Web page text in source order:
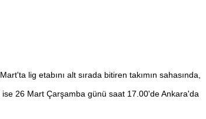
lig etabını alt sırada bitiren takımın sahasında,
ise 26 Mart Çarşamba günü saat 17.00'de Ankara'da